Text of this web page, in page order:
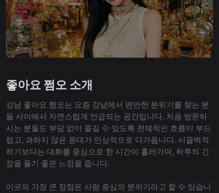
좋아요 쩜오 소개
강남 좋아요 쩜오는 요즘 강남에서 편안한 분위기를 찾는 분
들 사이에서 자연스럽게 언급되는 공간입니다. 처음 방문하
시는 분들도 부담 없이 즐길 수 있도록 전체적인 흐름이 부드
럽고, 과하지 않은 응대가 인상적으로 다가옵니다. 시끌벅적
하기보다는 대화를 중심으로 한 시간이 흘러가며, 하루의 긴
장을 풀기 좋은 느낌을 줍니다.
이곳의 가장 큰 장점은 사람 중심의 분위기라고 할 수 있습니